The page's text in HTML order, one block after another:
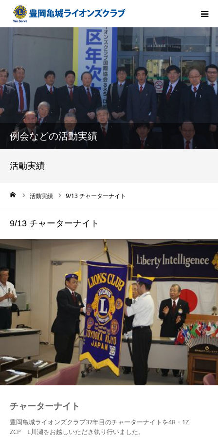
例会などの活動実績
活動実績
活動実績 9/13 チャーターナイト
9/13 チャーターナイト
チャーターナイト
豊岡亀城ライオンズクラブ37年目のチャーターナイトを4R・1Z
ZCP L川瀬をお越しいただき執り行いました。
会長方針
ライオンズクラブとは
クラブ紹介
活動報告
お問い合わせ